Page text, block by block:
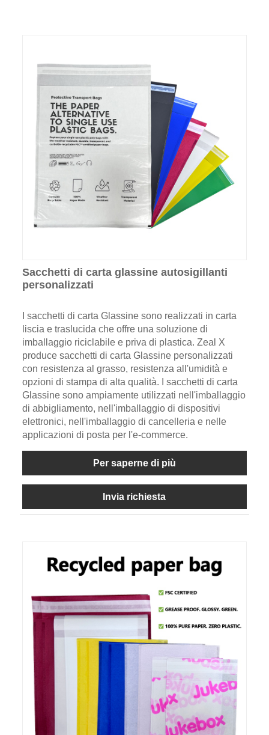
Sacchetti di carta glassine autosigillanti
personalizzati
I sacchetti di carta Glassine sono realizzati in carta
liscia e traslucida che offre una soluzione di
imballaggio riciclabile e priva di plastica. Zeal X
produce sacchetti di carta Glassine personalizzati
con resistenza al grasso, resistenza all'umidità e
opzioni di stampa di alta qualità. I sacchetti di carta
Glassine sono ampiamente utilizzati nell'imballaggio
di abbigliamento, nell'imballaggio di dispositivi
elettronici, nell'imballaggio di cancelleria e nelle
applicazioni di posta per l'e-commerce.
Per saperne di più
Invia richiesta